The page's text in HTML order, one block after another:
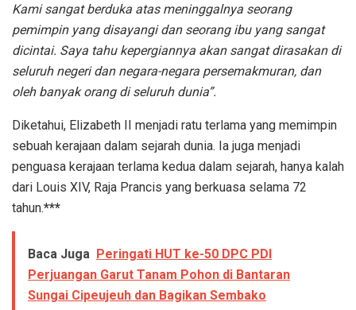
Kami sangat berduka atas meninggalnya seorang
pemimpin yang disayangi dan seorang ibu yang sangat
dicintai. Saya tahu kepergiannya akan sangat dirasakan di
seluruh negeri dan negara-negara persemakmuran, dan
oleh banyak orang di seluruh dunia”.
Diketahui, Elizabeth II menjadi ratu terlama yang memimpin
sebuah kerajaan dalam sejarah dunia. Ia juga menjadi
penguasa kerajaan terlama kedua dalam sejarah, hanya kalah
dari Louis XIV, Raja Prancis yang berkuasa selama 72
tahun.***
Baca Juga Peringati HUT ke-50 DPC PDI
Perjuangan Garut Tanam Pohon di Bantaran
Sungai Cipeujeuh dan Bagikan Sembako